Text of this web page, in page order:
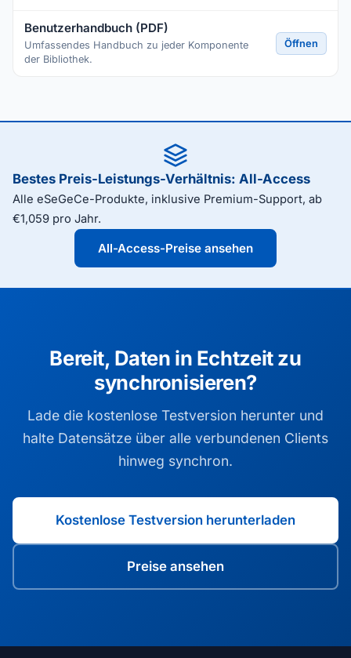
Benutzerhandbuch (PDF)
Umfassendes Handbuch zu jeder Komponente
der Bibliothek.
Öffnen
Bestes Preis-Leistungs-Verhältnis: All-Access
Alle eSeGeCe-Produkte, inklusive Premium-Support, ab
€1,059 pro Jahr.
All-Access-Preise ansehen
Bereit, Daten in Echtzeit zu
synchronisieren?
Lade die kostenlose Testversion herunter und
halte Datensätze über alle verbundenen Clients
hinweg synchron.
Kostenlose Testversion herunterladen
Preise ansehen